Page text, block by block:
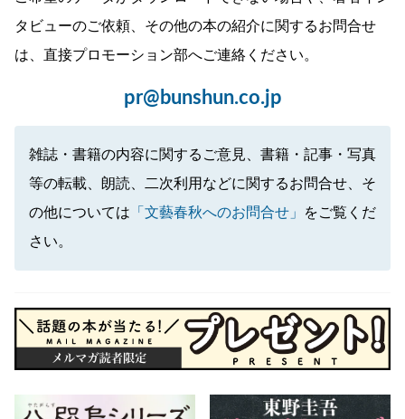
タビューのご依頼、その他の本の紹介に関するお問合せ
は、直接プロモーション部へご連絡ください。
pr@bunshun.co.jp
雑誌・書籍の内容に関するご意見、書籍・記事・写真
等の転載、朗読、二次利用などに関するお問合せ、そ
の他については 「文藝春秋へのお問合せ」
をご覧くだ
さい。